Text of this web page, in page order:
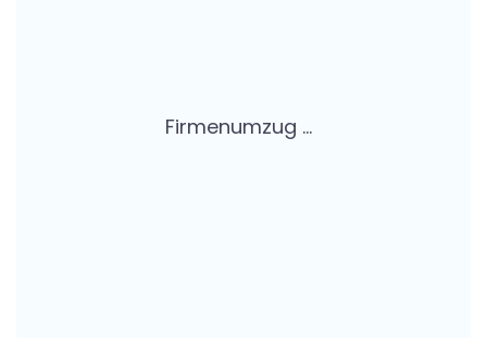
Firmenumzug ...